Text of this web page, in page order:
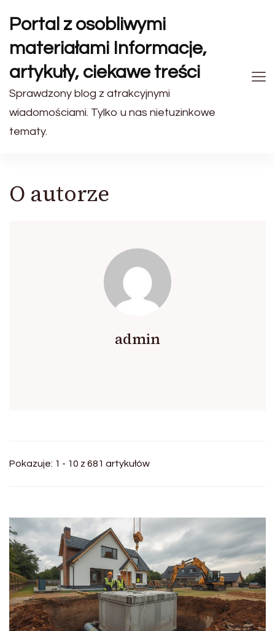
Portal z osobliwymi
materiałami Informacje,
artykuły, ciekawe treści
Sprawdzony blog z atrakcyjnymi
wiadomościami. Tylko u nas nietuzinkowe
tematy.
O autorze
admin
Pokazuje: 1 - 10 z 681 artykułów